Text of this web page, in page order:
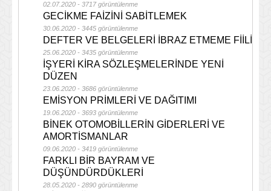
02.07.2020 - 3717 görüntülenme
GECİKME FAİZİNİ SABİTLEMEK
30.06.2020 - 3445 görüntülenme
DEFTER VE BELGELERİ İBRAZ ETMEME FİİLİ
25.06.2020 - 3435 görüntülenme
İŞYERİ KİRA SÖZLEŞMELERİNDE YENİ
DÜZEN
23.06.2020 - 3686 görüntülenme
EMİSYON PRİMLERİ VE DAĞITIMI
19.06.2020 - 3693 görüntülenme
BİNEK OTOMOBİLLERİN GİDERLERİ VE
AMORTİSMANLAR
09.06.2020 - 3419 görüntülenme
FARKLI BİR BAYRAM VE
DÜŞÜNDÜRDÜKLERİ
28.05.2020 - 2890 görüntülenme